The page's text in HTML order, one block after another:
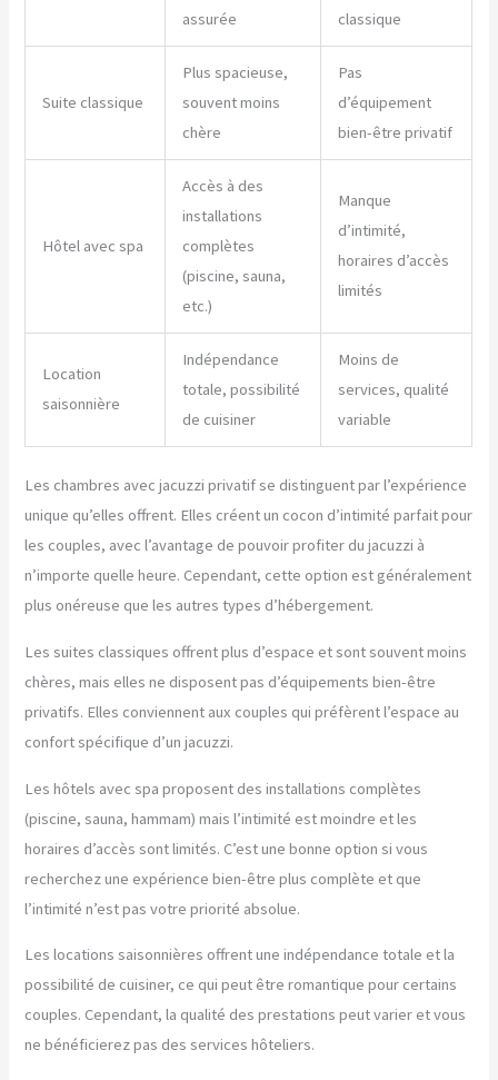
assurée
classique
Suite classique
Plus spacieuse,
souvent moins
chère
Pas
d’équipement
bien-être privatif
Hôtel avec spa
Accès à des
installations
complètes
(piscine, sauna,
etc.)
Manque
d’intimité,
horaires d’accès
limités
Location
saisonnière
Indépendance
totale, possibilité
de cuisiner
Moins de
services, qualité
variable
Les chambres avec jacuzzi privatif se distinguent par l’expérience
unique qu’elles offrent. Elles créent un cocon d’intimité parfait pour
les couples, avec l’avantage de pouvoir profiter du jacuzzi à
n’importe quelle heure. Cependant, cette option est généralement
plus onéreuse que les autres types d’hébergement.
Les suites classiques offrent plus d’espace et sont souvent moins
chères, mais elles ne disposent pas d’équipements bien-être
privatifs. Elles conviennent aux couples qui préfèrent l’espace au
confort spécifique d’un jacuzzi.
Les hôtels avec spa proposent des installations complètes
(piscine, sauna, hammam) mais l’intimité est moindre et les
horaires d’accès sont limités. C’est une bonne option si vous
recherchez une expérience bien-être plus complète et que
l’intimité n’est pas votre priorité absolue.
Les locations saisonnières offrent une indépendance totale et la
possibilité de cuisiner, ce qui peut être romantique pour certains
couples. Cependant, la qualité des prestations peut varier et vous
ne bénéficierez pas des services hôteliers.